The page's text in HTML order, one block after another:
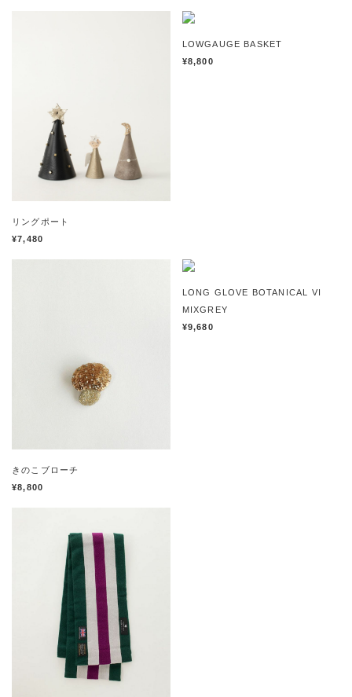
リングポート
¥7,480
LOWGAUGE BASKET
¥8,800
きのこブローチ
¥8,800
LONG GLOVE BOTANICAL VI
MIXGREY
¥9,680